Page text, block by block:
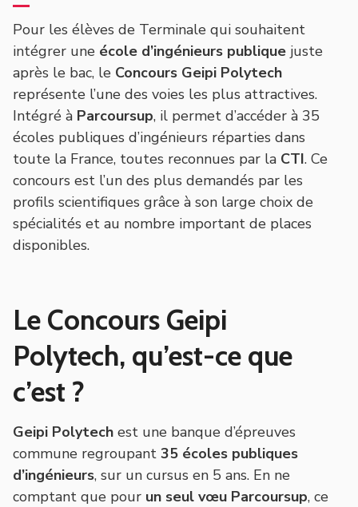
Pour les élèves de Terminale qui souhaitent
intégrer une école d’ingénieurs publique juste
après le bac, le Concours Geipi Polytech
représente l’une des voies les plus attractives.
Intégré à Parcoursup, il permet d’accéder à 35
écoles publiques d’ingénieurs réparties dans
toute la France, toutes reconnues par la CTI. Ce
concours est l’un des plus demandés par les
profils scientifiques grâce à son large choix de
spécialités et au nombre important de places
disponibles.
Le Concours Geipi
Polytech, qu’est-ce que
c’est ?
Geipi Polytech est une banque d’épreuves
commune regroupant 35 écoles publiques
d’ingénieurs, sur un cursus en 5 ans. En ne
comptant que pour un seul vœu Parcoursup, ce